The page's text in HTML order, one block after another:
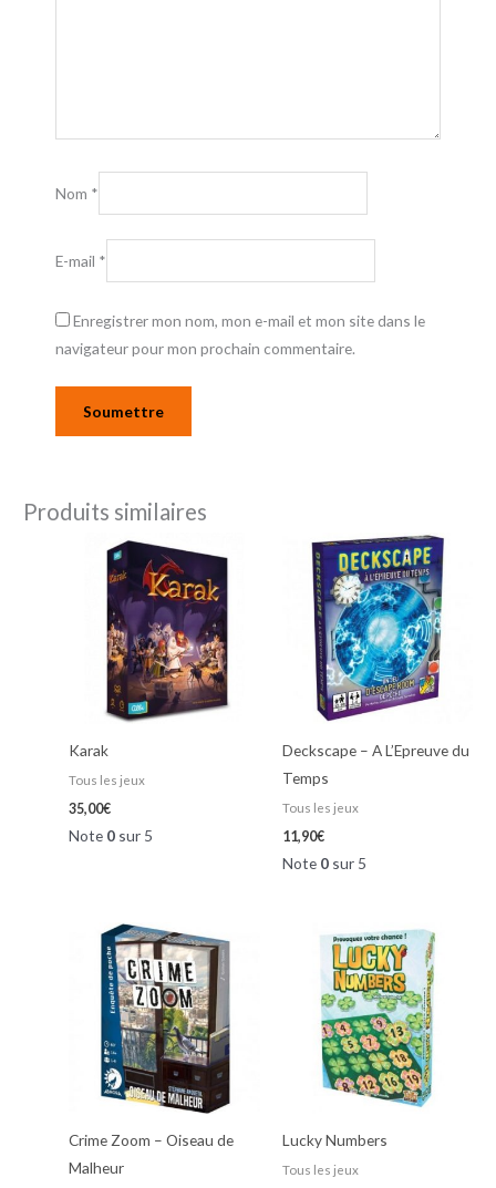
Nom *
E-mail *
Enregistrer mon nom, mon e-mail et mon site dans le
navigateur pour mon prochain commentaire.
Produits similaires
Karak
Tous les jeux
35,00€
Note 0 sur 5
Deckscape – A L’Epreuve du
Temps
Tous les jeux
11,90€
Note 0sur 5
Crime Zoom – Oiseau de
Malheur
Lucky Numbers
Tous les jeux